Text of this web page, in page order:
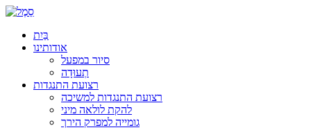
בַּיִת
אודותינו
סיור במפעל
תְעוּדָה
רצועת התנגדות
רצועת התנגדות למשיכה
להקת לולאה מיני
גומייה למפרק הירך